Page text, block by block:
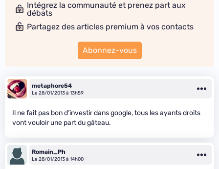
Intégrez la communauté et prenez part aux
débats
Partagez des articles premium à vos contacts
Abonnez-vous
metaphore54
Le 28/01/2013 à 13h59
Il ne fait pas bon d’investir dans google, tous les ayants droits
vont vouloir une part du gâteau.
Romain_Ph
Le 28/01/2013 à 14h00